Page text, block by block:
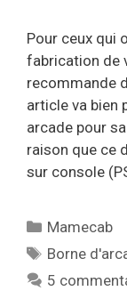
Pour ceux qui
fabrication de
recommande
article va bien
arcade pour
raison que ce
sur console
Catégories
Mamecab
Étiquettes
Borne
5